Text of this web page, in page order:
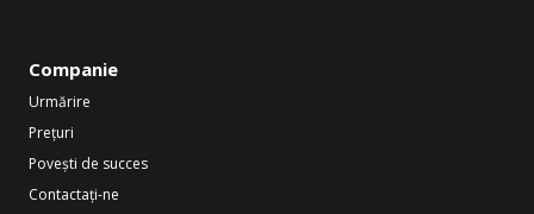
Companie
Urmărire
Prețuri
Povești de succes
Contactați-ne